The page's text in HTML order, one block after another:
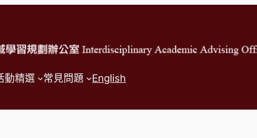
動精選 常見問題 English